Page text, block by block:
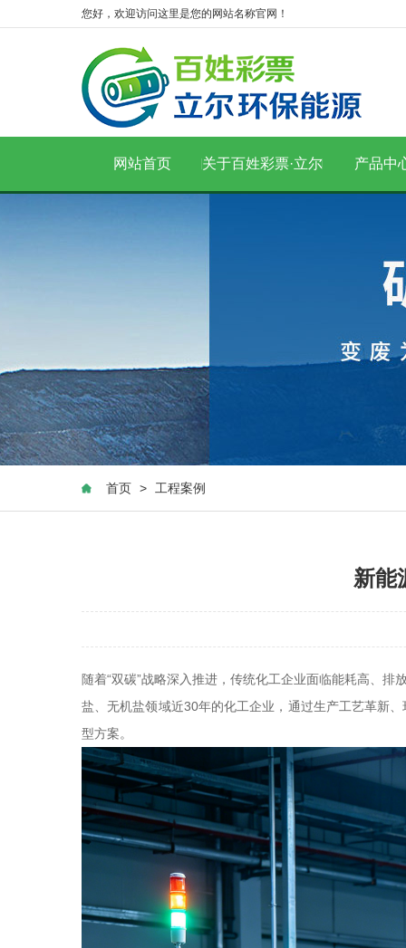
您好，欢迎访问这里是您的网站名称官网！
网站首页 关于百姓彩票·立尔 产品中
首页 > 工程案例
新能
随着“双碳”战略深入推进，传统化工企业面临能耗高、
盐、无机盐领域近30年的化工企业，通过生产工艺革新
型方案。